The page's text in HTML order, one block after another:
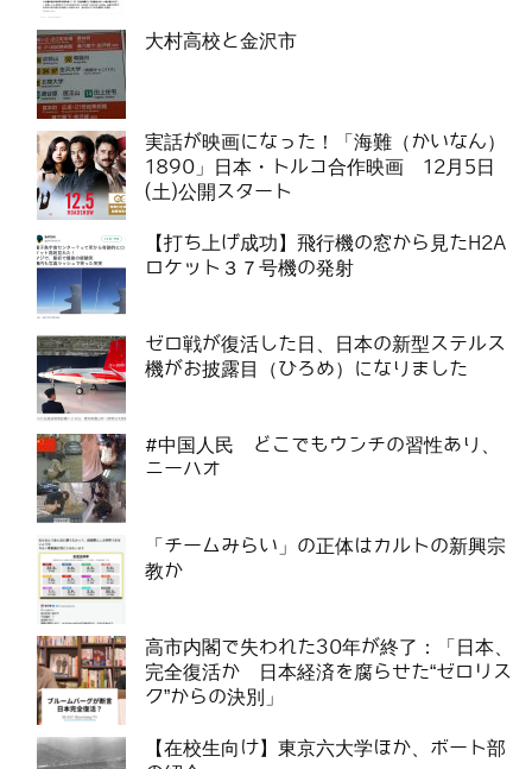
大村高校と金沢市
実話が映画になった！「海難（かいなん）
1890」日本・トルコ合作映画 12月5日
(土)公開スタート
【打ち上げ成功】飛行機の窓から見たH2A
ロケット３７号機の発射
ゼロ戦が復活した日、日本の新型ステルス
機がお披露目（ひろめ）になりました
#中国人民 どこでもウンチの習性あり、
ニーハオ
「チームみらい」の正体はカルトの新興宗
教か
高市内閣で失われた30年が終了：「日本、
完全復活か 日本経済を腐らせた“ゼロリス
ク”からの決別」
【在校生向け】東京六大学ほか、ボート部